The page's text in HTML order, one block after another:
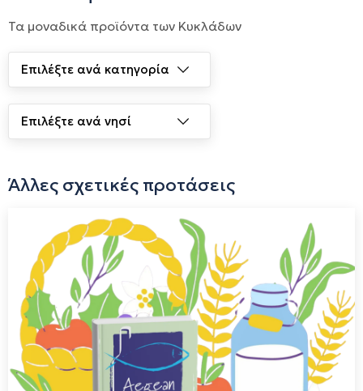
τυροκομείο το οποίο λειτουργεί έως σήμερα. Σημαντική
είναι η συμβολή του Συνεταιρισμού, στην αξιοποίηση των
τηνιακών αγροτικών προϊόντων που παράγουν και
μεταποιούν οι ίδιοι οι αγρότες. Στο πρατήριο των
τυροκομικών του προϊόντων που λειτουργεί ήδη από το
Μεγαλόχαρης, διαθέτει επίσης και πλήθος άλλων τηνιακών
προϊόντων.
Τα μοναδικά προϊόντα των Κυκλάδων
Άλλες σχετικές προτάσεις